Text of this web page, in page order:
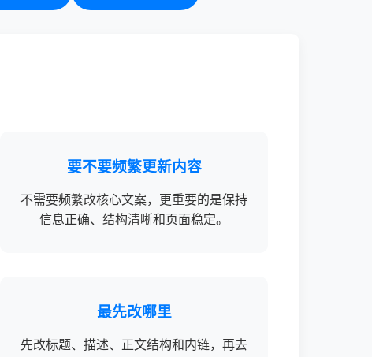
要不要频繁更新内容
不需要频繁改核心文案，更重要的是保持
信息正确、结构清晰和页面稳定。
最先改哪里
先改标题、描述、正文结构和内链，再去